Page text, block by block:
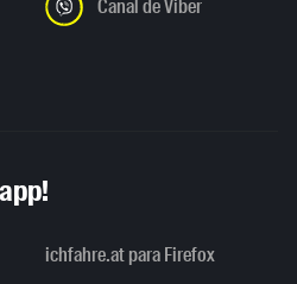
Canal de Viber
ichfahre.at para Firefox